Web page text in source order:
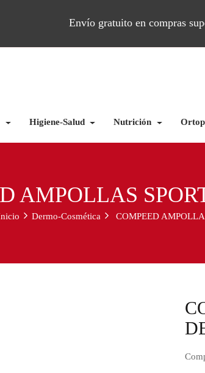
Envío gratuito en compras
Higiene-Salud Nutrición
AMPOLLAS
Dermo-Cosmética COMPEED